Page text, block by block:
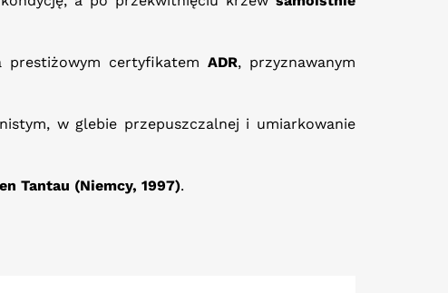
prestiżowym certyfikatem ADR, przyznawanym
w glebie przepuszczalnej i umiarkowanie
Tantau (Niemcy, 1997).